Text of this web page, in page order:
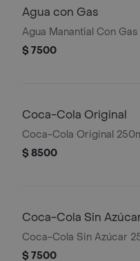
Agua con Gas
Agua Manantial Con
$ 7500
Coca-Cola Original
Coca-Cola Original
$ 8500
Coca-Cola Sin
Coca-Cola Sin Azúcar
$ 7500